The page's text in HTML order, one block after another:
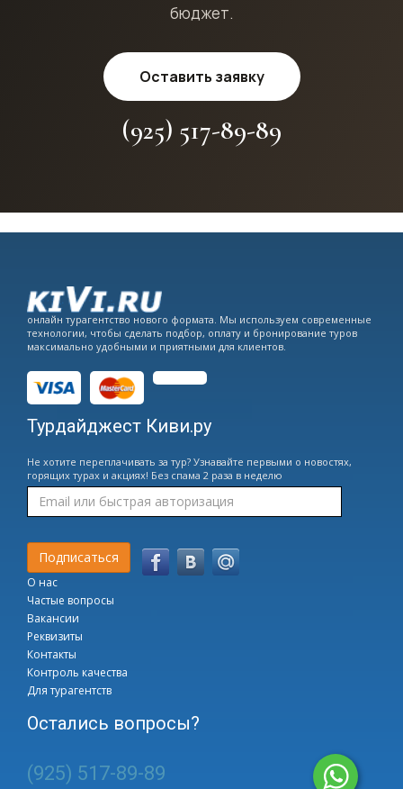
бюджет.
Оставить заявку
(925) 517-89-89
онлайн турагентство нового формата. Мы используем современные
технологии, чтобы сделать подбор, оплату и бронирование туров
максимально удобными и приятными для клиентов.
Турдайджест Киви.ру
Не хотите переплачивать за тур? Узнавайте первыми о новостях,
горящих турах и акциях! Без спама 2 раза в неделю
О нас
Частые вопросы
Вакансии
Реквизиты
Контакты
Контроль качества
Для турагентств
Остались вопросы?
(925) 517-89-89